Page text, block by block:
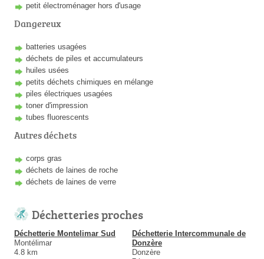
petit électroménager hors d'usage
Dangereux
batteries usagées
déchets de piles et accumulateurs
huiles usées
petits déchets chimiques en mélange
piles électriques usagées
toner d'impression
tubes fluorescents
Autres déchets
corps gras
déchets de laines de roche
déchets de laines de verre
Déchetteries proches
Déchetterie Montelimar Sud
Montélimar
4.8 km
Déchetterie Intercommunale de
Donzère
Donzère